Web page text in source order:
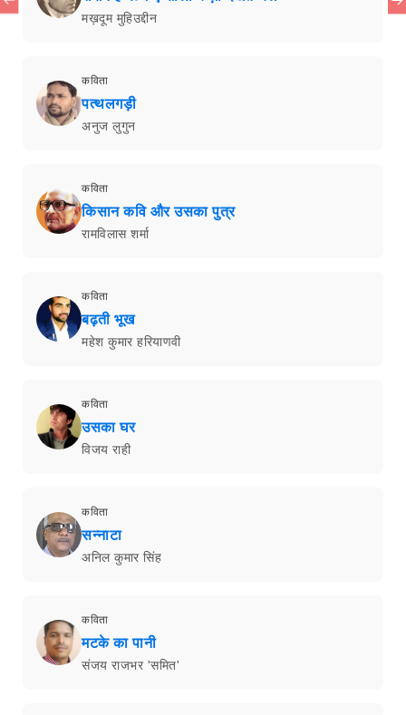
मख़दूम मुहिउद्दीन
कविता
पत्थलगड़ी
अनुज लुगुन
कविता
किसान कवि और उसका पुत्र
रामविलास शर्मा
कविता
बढ़ती भूख
महेश कुमार हरियाणवी
कविता
उसका घर
विजय राही
कविता
सन्नाटा
अनिल कुमार सिंह
कविता
मटके का पानी
संजय राजभर 'समित'